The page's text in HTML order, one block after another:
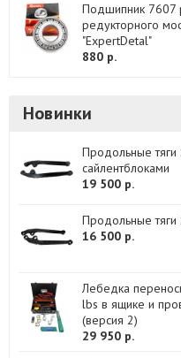
Подшипник 7607
редукторного
"ExpertDetal"
880 р.
Новинки
Продольные тяги
сайлентблоками
19 500 р.
Продольные тяги
16 500 р.
Лебедка
lbs в ящике и
(версия 2)
29 950 р.